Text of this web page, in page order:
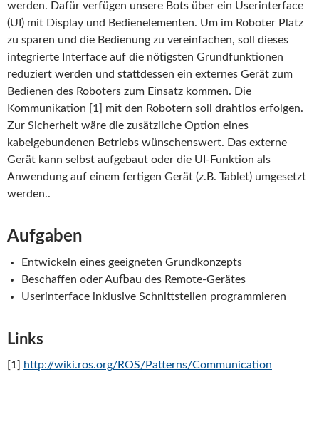
werden. Dafür verfügen unsere Bots über ein Userinterface
(UI) mit Display und Bedienelementen. Um im Roboter Platz
zu sparen und die Bedienung zu vereinfachen, soll dieses
integrierte Interface auf die nötigsten Grundfunktionen
reduziert werden und stattdessen ein externes Gerät zum
Bedienen des Roboters zum Einsatz kommen. Die
Kommunikation [1] mit den Robotern soll drahtlos erfolgen.
Zur Sicherheit wäre die zusätzliche Option eines
kabelgebundenen Betriebs wünschenswert. Das externe
Gerät kann selbst aufgebaut oder die UI-Funktion als
Anwendung auf einem fertigen Gerät (z.B. Tablet) umgesetzt
werden..
Aufgaben
Entwickeln eines geeigneten Grundkonzepts
Beschaffen oder Aufbau des Remote-Gerätes
Userinterface inklusive Schnittstellen programmieren
Links
[1] http://wiki.ros.org/ROS/Patterns/Communication